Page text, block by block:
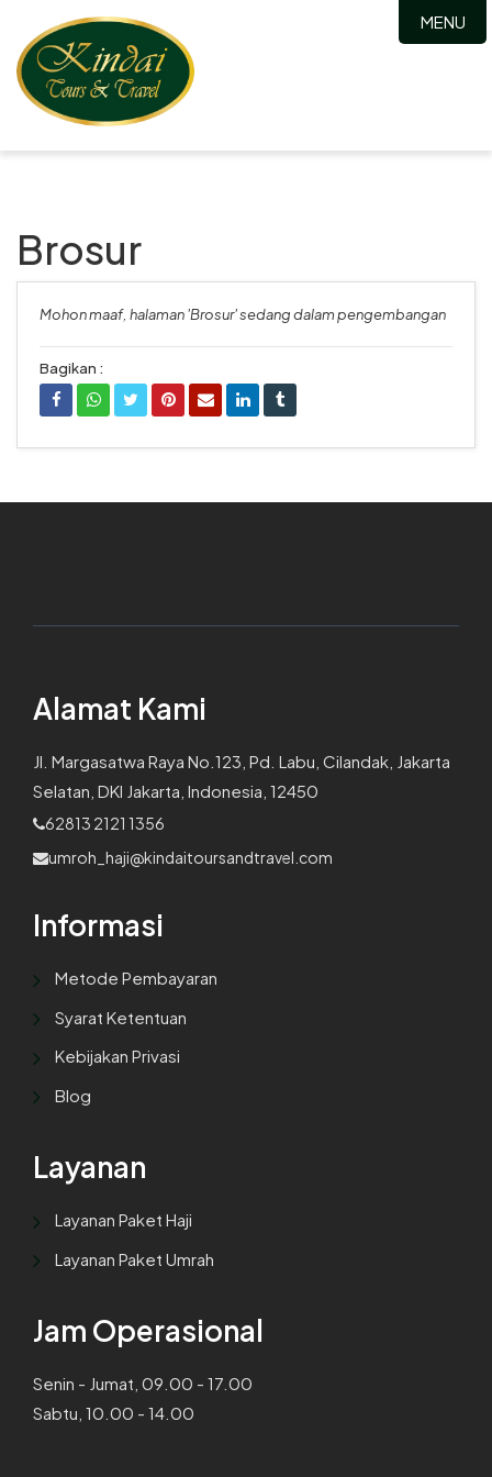
Brosur
Mohon maaf, halaman 'Brosur' sedang dalam pengembangan
Bagikan :
Alamat Kami
Jl. Margasatwa Raya No.123, Pd. Labu, Cilandak, Jakarta
Selatan, DKI Jakarta, Indonesia, 12450
62813 2121 1356
umroh_haji@kindaitoursandtravel.com
Informasi
Metode Pembayaran
Syarat Ketentuan
Kebijakan Privasi
Blog
Layanan
Layanan Paket Haji
Layanan Paket Umrah
Jam Operasional
Senin - Jumat, 09.00 - 17.00
Sabtu, 10.00 - 14.00
MENU